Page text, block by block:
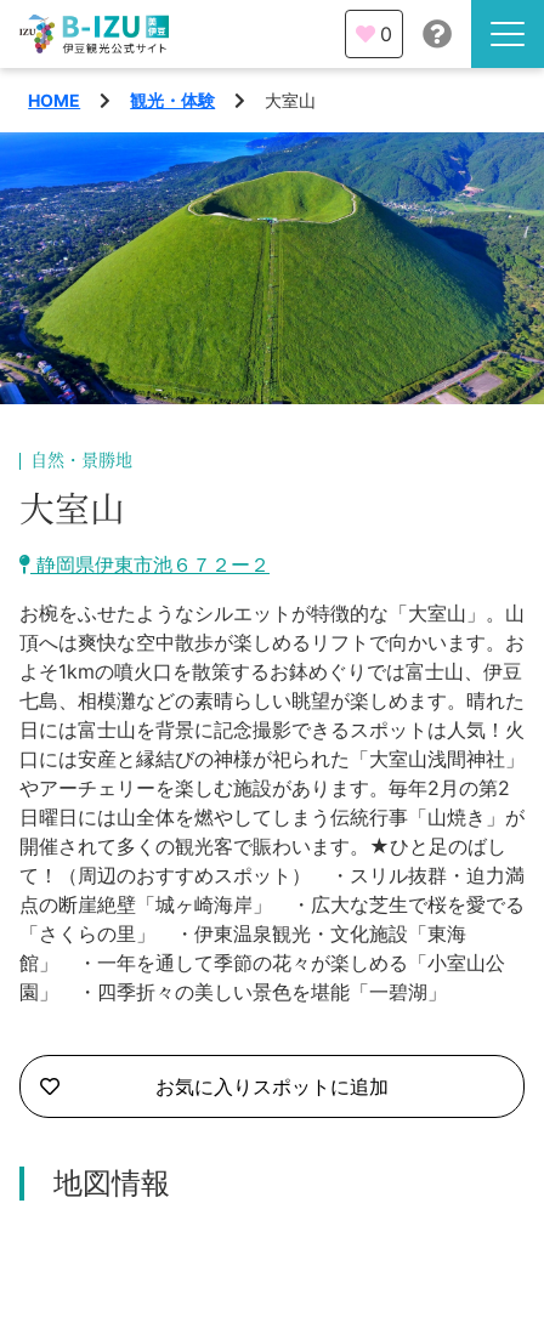
伊豆半島を知る
伊豆のみどころ
みる
あそぶ
あじわう
観光・体験
イベント
エリア
熱海市
沼津市
三島市
南伊豆町
函南町
西伊豆町
伊東市
伊豆の国市
松崎町
伊豆市
特集
旅の計画
モデルコース
宿泊・予約
旅程作成
AIルートプランナー
アクセス
日本語
合同会社説明会
伊豆ワーケーション
0
HOME 観光・体験 大室山
自然・景勝地
大室山
静岡県伊東市池６７２ー２
お椀をふせたようなシルエットが特徴的な「大室山」。山
頂へは爽快な空中散歩が楽しめるリフトで向かいます。お
よそ1kmの噴火口を散策するお鉢めぐりでは富士山、伊豆
七島、相模灘などの素晴らしい眺望が楽しめます。晴れた
日には富士山を背景に記念撮影できるスポットは人気！火
口には安産と縁結びの神様が祀られた「大室山浅間神社」
やアーチェリーを楽しむ施設があります。毎年2月の第2
日曜日には山全体を燃やしてしまう伝統行事「山焼き」が
開催されて多くの観光客で賑わいます。★ひと足のばし
て！（周辺のおすすめスポット） ・スリル抜群・迫力満
点の断崖絶壁「城ヶ崎海岸」 ・広大な芝生で桜を愛でる
「さくらの里」 ・伊東温泉観光・文化施設「東海
館」 ・一年を通して季節の花々が楽しめる「小室山公
園」 ・四季折々の美しい景色を堪能「一碧湖」
お気に入りスポットに追加
地図情報